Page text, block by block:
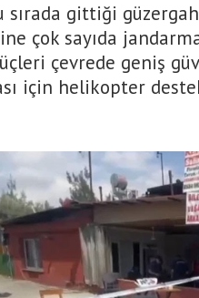
sırada gittiği
çok sayıda
çevrede geniş
için helikopter